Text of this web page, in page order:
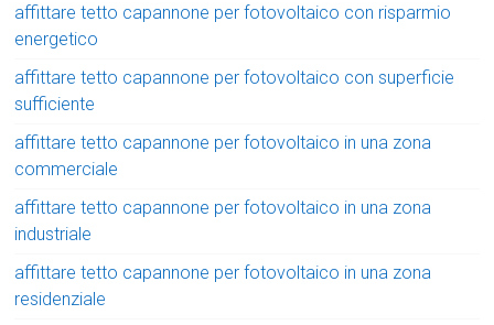
affittare tetto capannone per fotovoltaico con risparmio
energetico
affittare tetto capannone per fotovoltaico con superficie
sufficiente
affittare tetto capannone per fotovoltaico in una zona
commerciale
affittare tetto capannone per fotovoltaico in una zona
industriale
affittare tetto capannone per fotovoltaico in una zona
residenziale